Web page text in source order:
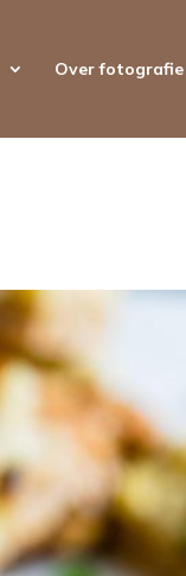
Over fotografie